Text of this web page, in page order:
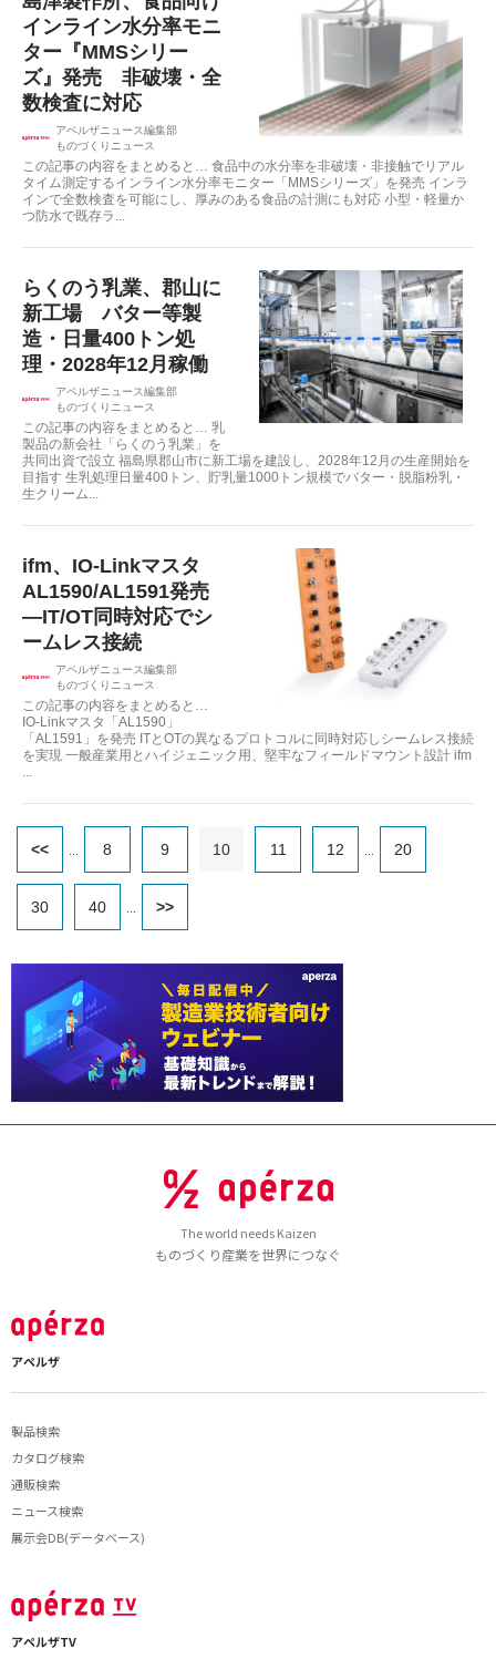
インライン水分率モニ
ター『MMSシリー
ズ』発売 非破壊・全
数検査に対応
アペルザニュース編集部
ものづくりニュース
この記事の内容をまとめると… 食品中の水分率を非破壊・非接触でリアル
タイム測定するインライン水分率モニター「MMSシリーズ」を発売 インラ
インで全数検査を可能にし、厚みのある食品の計測にも対応 小型・軽量か
つ防水で既存ラ...
らくのう乳業、郡山に
新工場 バター等製
造・日量400トン処
理・2028年12月稼働
アペルザニュース編集部
ものづくりニュース
この記事の内容をまとめると… 乳
製品の新会社「らくのう乳業」を
共同出資で設立 福島県郡山市に新工場を建設し、2028年12月の生産開始を
目指す 生乳処理日量400トン、貯乳量1000トン規模でバター・脱脂粉乳・
生クリーム...
ifm、IO-Linkマスタ
AL1590/AL1591発売
—IT/OT同時対応でシ
ームレス接続
アペルザニュース編集部
ものづくりニュース
この記事の内容をまとめると…
IO-Linkマスタ「AL1590」
「AL1591」を発売 ITとOTの異なるプロトコルに同時対応しシームレス接続
を実現 一般産業用とハイジェニック用、堅牢なフィールドマウント設計 ifm
...
<< 8 9 10 11 12 20
30 40 >>
The world needs Kaizen
ものづくり産業を世界につなぐ
アペルザ
製品検索
カタログ検索
通販検索
ニュース検索
展示会DB(データベース)
アペルザTV